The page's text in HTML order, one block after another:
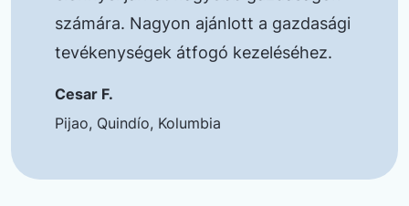
számára. Nagyon ajánlott a gazdasági
tevékenységek átfogó kezeléséhez.
Cesar F.
Pijao, Quindío, Kolumbia